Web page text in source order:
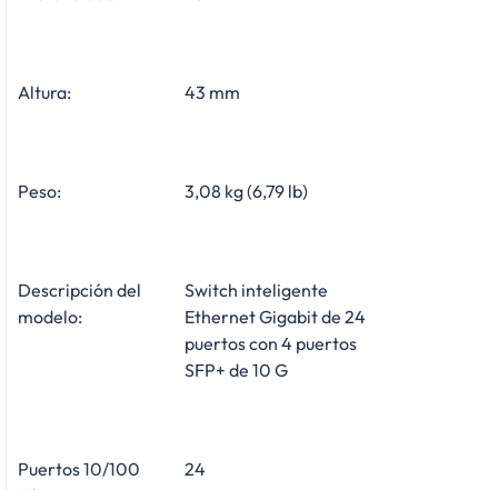
Altura: 43 mm
Peso: 3,08 kg (6,79 lb)
Descripción del
modelo:
Switch inteligente
Ethernet Gigabit de 24
puertos con 4 puertos
SFP+ de 10 G
Puertos 10/100
24